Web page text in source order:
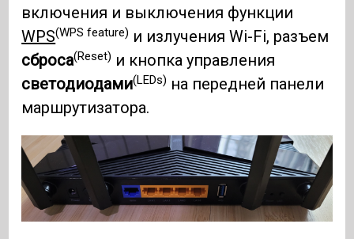
включения и выключения функции
WPS(WPS feature) и излучения Wi-Fi, разъем
сброса(Reset) и кнопка управления
светодиодами(LEDs) на передней панели
маршрутизатора.